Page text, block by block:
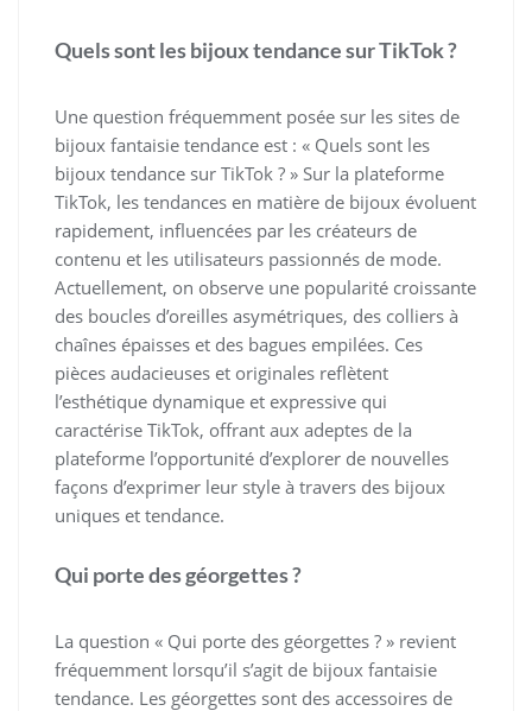
Quels sont les bijoux tendance sur TikTok ?
Une question fréquemment posée sur les sites de
bijoux fantaisie tendance est : « Quels sont les
bijoux tendance sur TikTok ? » Sur la plateforme
TikTok, les tendances en matière de bijoux évoluent
rapidement, influencées par les créateurs de
contenu et les utilisateurs passionnés de mode.
Actuellement, on observe une popularité croissante
des boucles d’oreilles asymétriques, des colliers à
chaînes épaisses et des bagues empilées. Ces
pièces audacieuses et originales reflètent
l’esthétique dynamique et expressive qui
caractérise TikTok, offrant aux adeptes de la
plateforme l’opportunité d’explorer de nouvelles
façons d’exprimer leur style à travers des bijoux
uniques et tendance.
Qui porte des géorgettes ?
La question « Qui porte des géorgettes ? » revient
fréquemment lorsqu’il s’agit de bijoux fantaisie
tendance. Les géorgettes sont des accessoires de